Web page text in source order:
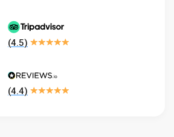
(4.5)
(4.4)